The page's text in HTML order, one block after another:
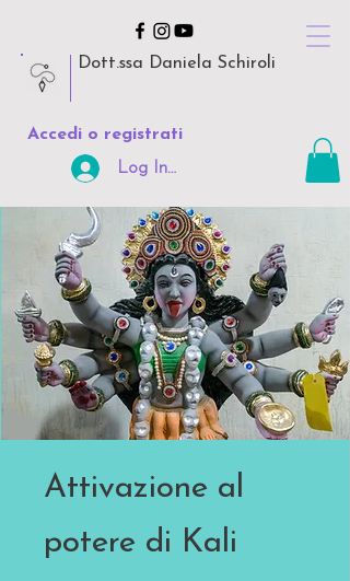
Dott.ssa Daniela Schiroli
Accedi o registrati
Log In Area Riservata
Attivazione al
potere di Kali